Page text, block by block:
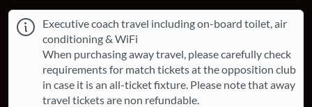
Executive coach travel including on-board toilet, air
conditioning & WiFi
When purchasing away travel, please carefully check
requirements for match tickets at the opposition club
in case it is an all-ticket fixture. ​Please note that away
travel tickets are non refundable.